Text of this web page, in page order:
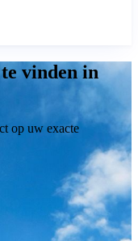
vinden in
op uw exacte